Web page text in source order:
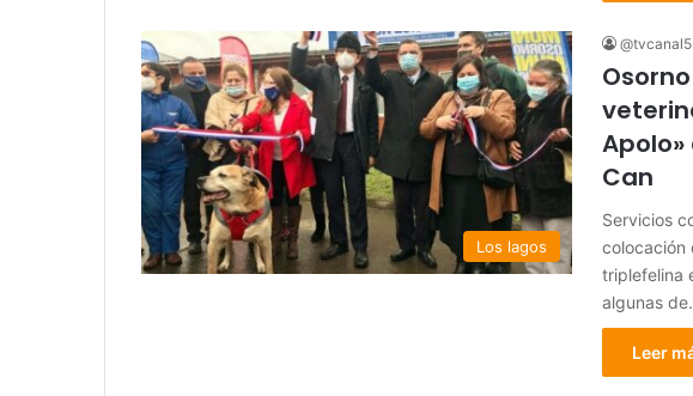
Los lagos
@tvcanal5
Can
Servicios
colocación
triplefelina
algunas
Leer